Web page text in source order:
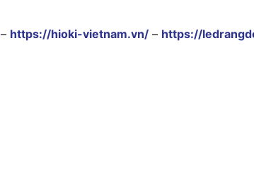
– https://hioki-vietnam.vn/ – https://